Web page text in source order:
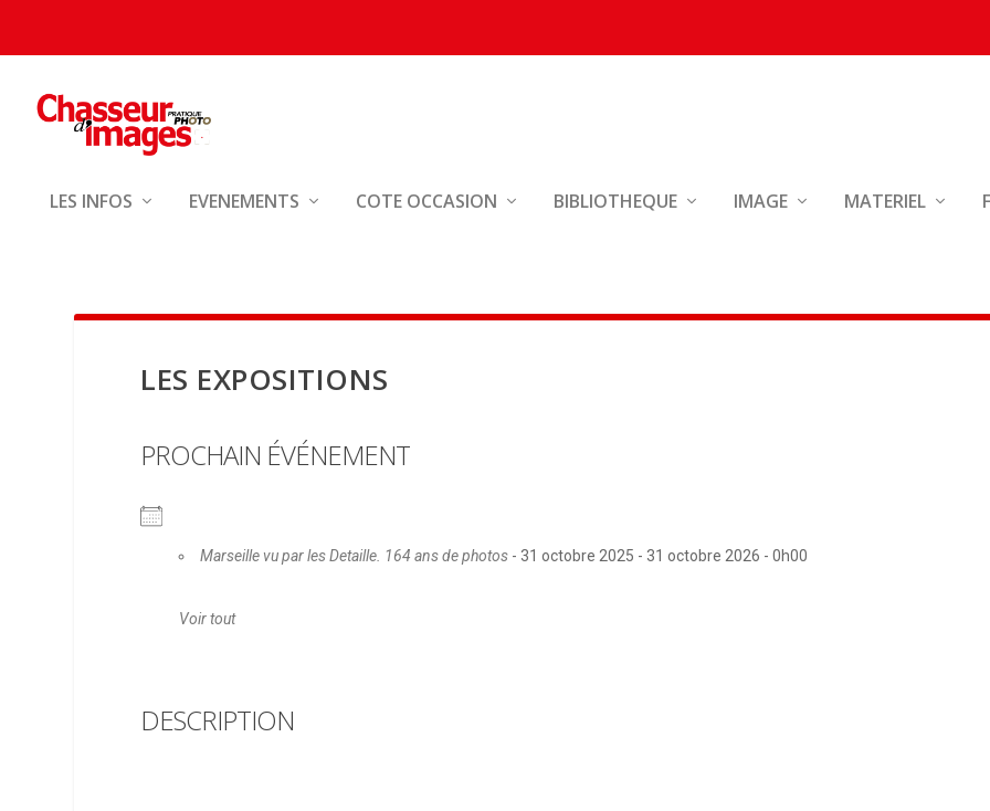
LES INFOS EVENEMENTS COTE OCCASION BIBLIOTHEQUE IMAGE MATERIEL
LES EXPOSITIONS
PROCHAIN ÉVÉNEMENT
Marseille vu par les Detaille. 164 ans de photos - 31 octobre 2025 - 31 octobre 2026 - 0h00
Voir tout
DESCRIPTION